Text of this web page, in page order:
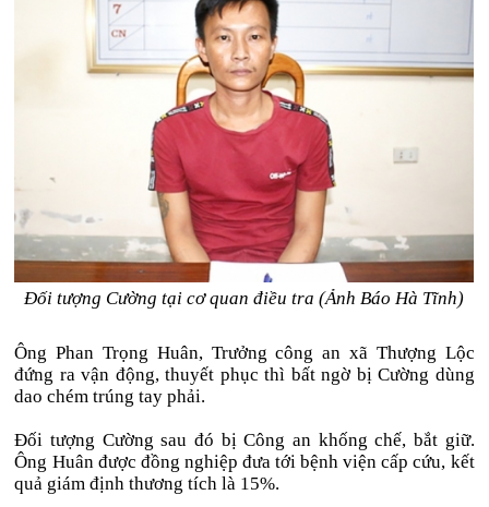
Đối tượng Cường tại cơ quan điều tra (Ảnh Báo Hà Tĩnh)
Ông Phan Trọng Huân, Trưởng công an xã Thượng Lộc
đứng ra vận động, thuyết phục thì bất ngờ bị Cường dùng
dao chém trúng tay phải.
Đối tượng Cường sau đó bị Công an khống chế, bắt giữ.
Ông Huân được đồng nghiệp đưa tới bệnh viện cấp cứu, kết
quả giám định thương tích là 15%.